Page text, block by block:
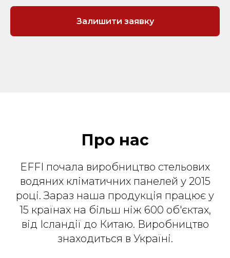
Залишити заявку
Про нас
EFFI почала виробництво стельових
водяних кліматичних панелей у 2015
році. Зараз наша продукція працює у
15 країнах на більш ніж 600 об'єктах,
від Ісландії до Китаю. Виробництво
знаходиться в Україні.